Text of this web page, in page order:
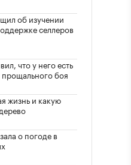
об изучении
селлеров
что у него есть
прощального боя
жизнь и какую
о погоде в